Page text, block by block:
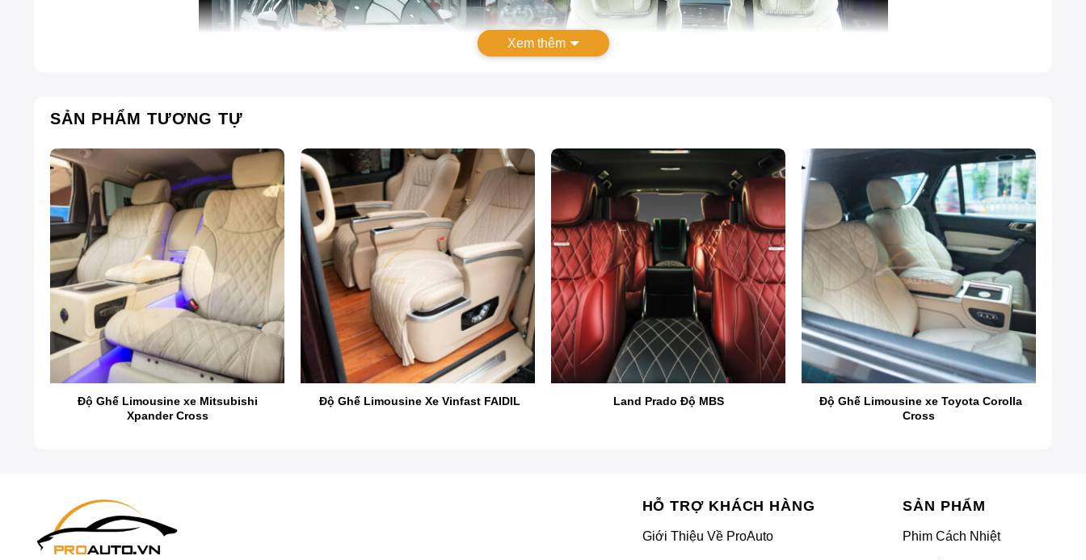
Đặc quyền chủ tịch trên gói độ Kia Carnival
Xem thêm
SẢN PHẨM TƯƠNG TỰ
Độ Ghế Limousine xe Mitsubishi
Xpander Cross
Độ Ghế Limousine Xe Vinfast FAIDIL Land Prado Độ MBS
Độ Ghế Limousine xe Toyota Corolla
Cross
HỖ TRỢ KHÁCH HÀNG
Giới Thiệu Về ProAuto
SẢN PHẨM
Phim Cách Nhiệt